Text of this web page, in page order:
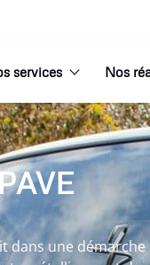
services Nos
dans une